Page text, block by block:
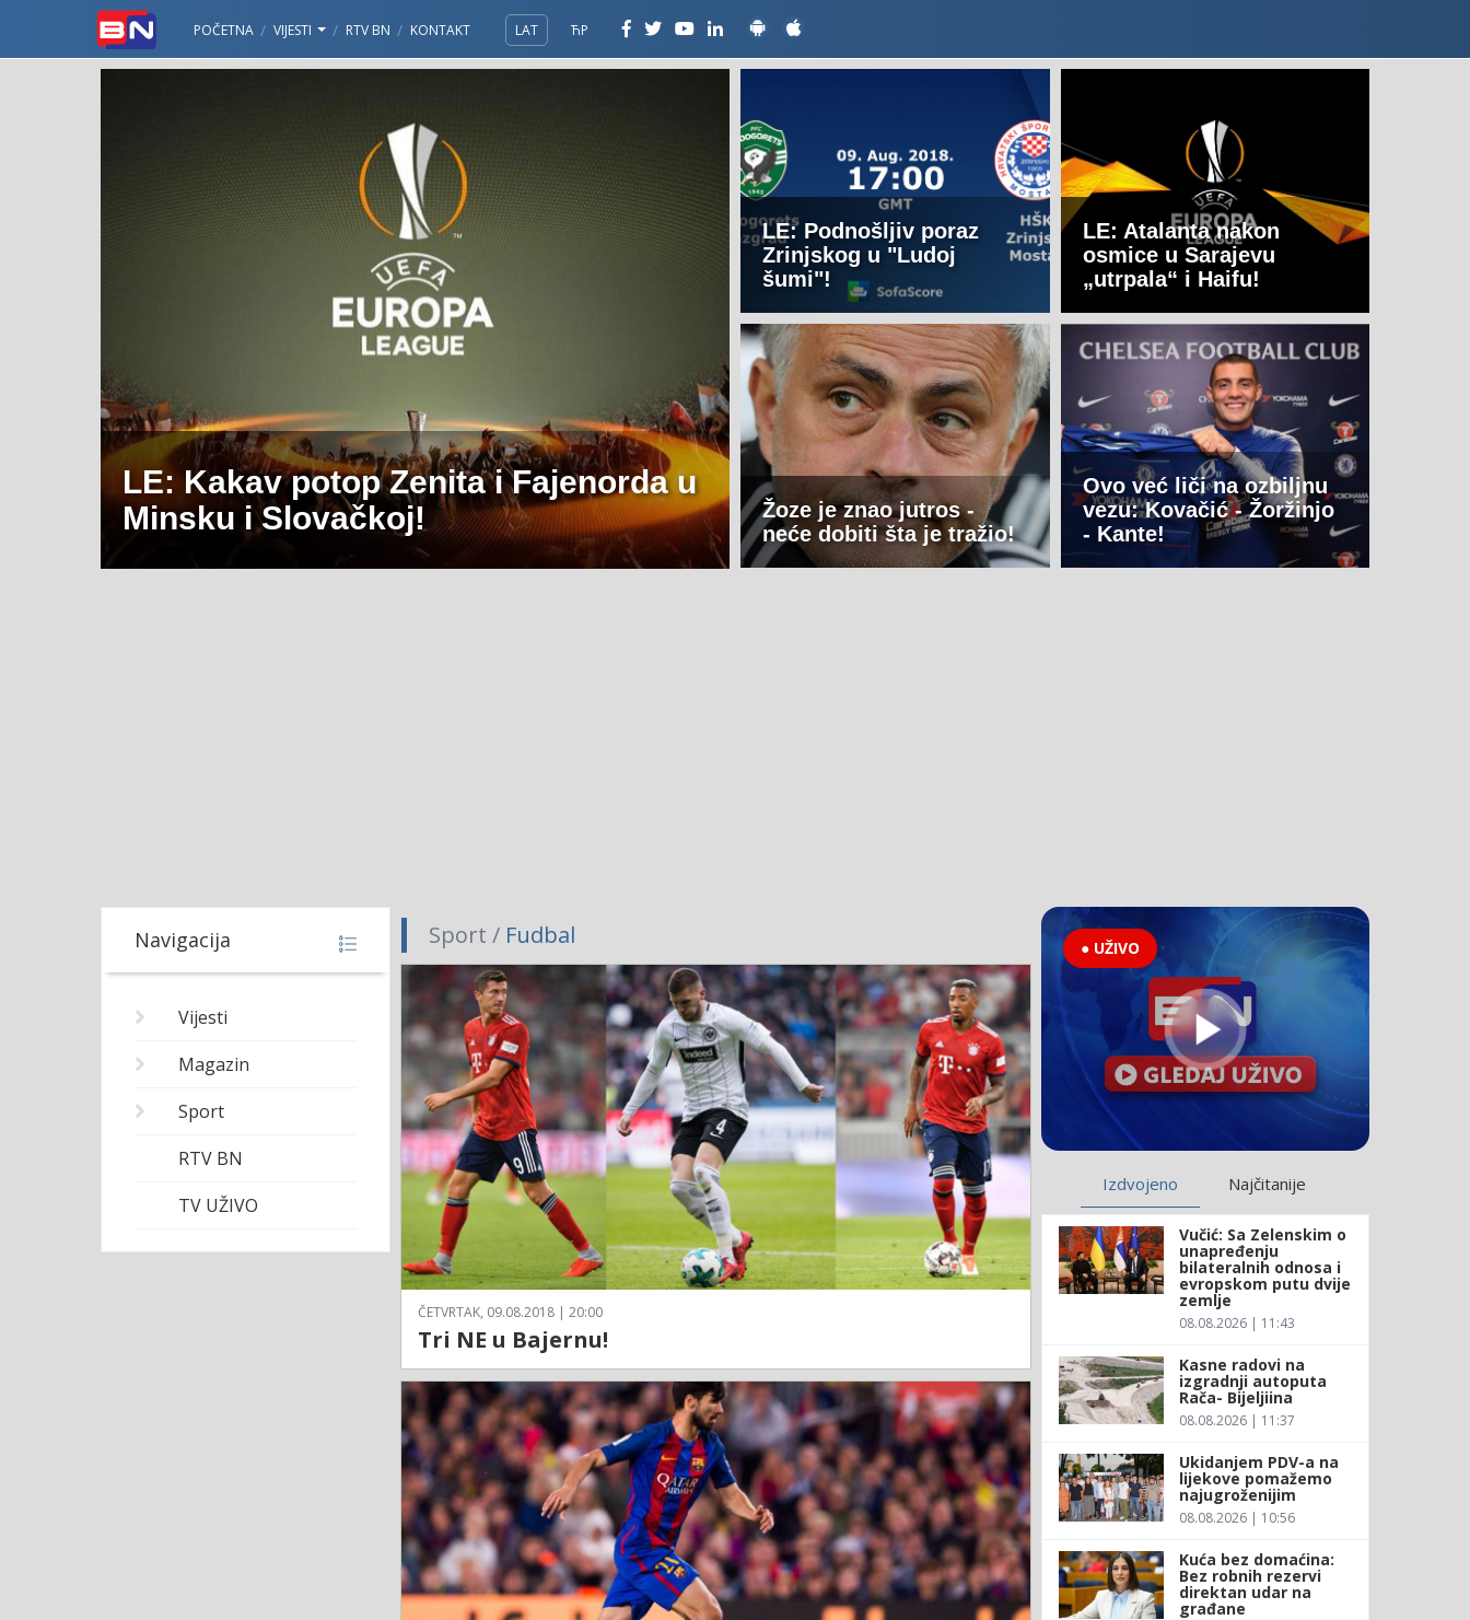
POČETNA VIJESTI RTV BN KONTAKT LAT ЋР
LE: Kakav potop Zenita i Fajenorda u
Minsku i Slovačkoj!
LE: Podnošljiv poraz
Zrinjskog u "Ludoj
šumi"!
LE: Atalanta nakon
osmice u Sarajevu
„utrpala“ i Haifu!
Žoze je znao jutros -
neće dobiti šta je tražio!
Ovo već liči na ozbiljnu
vezu: Kovačić - Žoržinjo
- Kante!
Navigacija
Vijesti
Magazin
Sport
RTV BN
TV UŽIVO
Sport / Fudbal
ČETVRTAK, 09.08.2018 | 20:00
Tri NE u Bajernu!
● UŽIVO
Izdvojeno Najčitanije
Vučić: Sa Zelenskim o
unapređenju
bilateralnih odnosa i
evropskom putu dvije
zemlje
08.08.2026 | 11:43
Kasne radovi na
izgradnji autoputa
Rača- Bijeljiina
08.08.2026 | 11:37
Ukidanjem PDV-a na
lijekove pomažemo
najugroženijim
08.08.2026 | 10:56
Kuća bez domaćina:
Bez robnih rezervi
direktan udar na
građane